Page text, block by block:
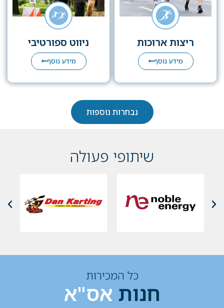
ריצות ארוכות
מידע נוסף
ניווט ספורטיבי
מידע נוסף
נבחרות נוספות
שיתופי פעולה
כל המכירות
חנות אס"א